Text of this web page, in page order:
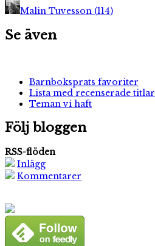
Malin Tuvesson (114)
Se även
Barnboksprats favoriter
Lista med recenserade titlar
Teman vi haft
Följ bloggen
RSS-flöden
Inlägg
Kommentarer